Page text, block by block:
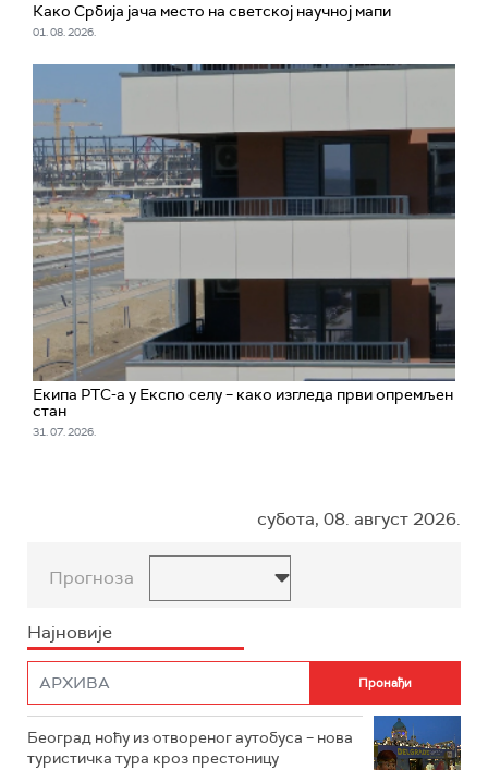
Како Србија јача место на светској научној мапи
01. 08. 2026.
Екипа РТС-а у Експо селу – како изгледа први опремљен
стан
31. 07. 2026.
субота, 08. август 2026.
Прогноза
Најновије
Београд ноћу из отвореног аутобуса – нова
туристичка тура кроз престоницу